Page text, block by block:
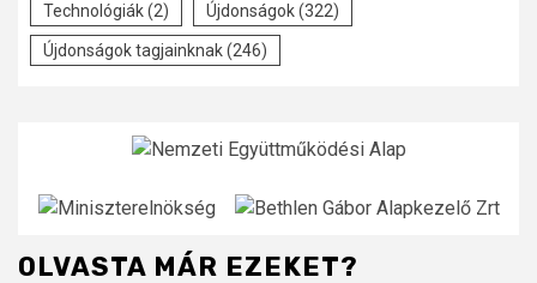
Technológiák(2) Újdonságok(322)
Újdonságok tagjainknak(246)
OLVASTA MÁR EZEKET?